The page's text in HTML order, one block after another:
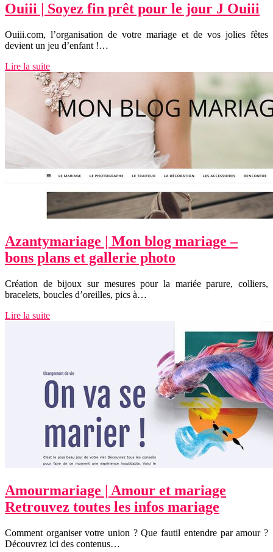
Ouiii | Soyez fin prêt pour le jour J Ouiii
Ouiii.com, l’organisation de votre mariage et de vos jolies fêtes
devient un jeu d’enfant !…
Lire la suite
Azantymaria­ge | Mon blog mariage –
bons plans et gallerie photo
Création de bijoux sur mesures pour la mariée parure, colliers,
bracelets, boucles d’oreilles, pics à…
Lire la suite
Amour­maria­ge | Amour et mariage
Retrouvez toutes les infos mariage
Comment organiser votre union ? Que fautil entendre par amour ?
Découvrez ici des contenus…